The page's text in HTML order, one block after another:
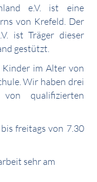
e.V. ist eine
von Krefeld. Der
ist Träger dieser
gestützt.
im Alter von
Wir haben drei
qualifizierten
freitags von 7.30
sehr am